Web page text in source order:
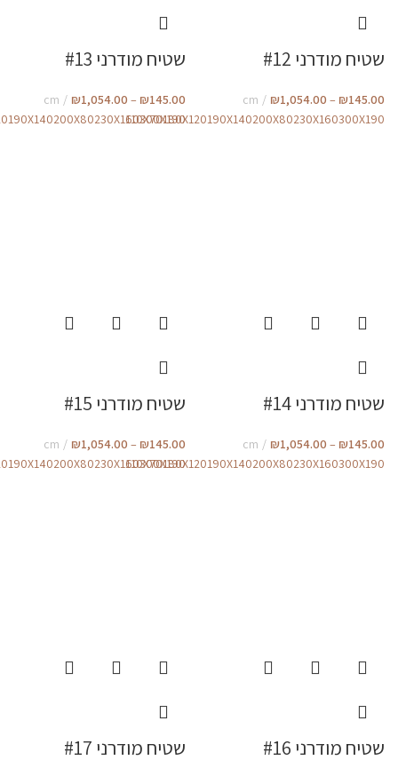
שטיח מודרני #12
₪145.00
–
₪1,054.00
cm
שטיח מודרני #13
₪145.00
–
₪1,054.00
cm
110X70180X120190X140200X80230X160300X190
שטיח מודרני #14
₪145.00
–
₪1,054.00
cm
190X140200X80230X160300X190
שטיח מודרני #15
₪145.00
–
₪1,054.00
cm
110X70180X120190X140200X80230X160300X190
שטיח מודרני #16
190X140200X80230X160300X190
שטיח מודרני #17